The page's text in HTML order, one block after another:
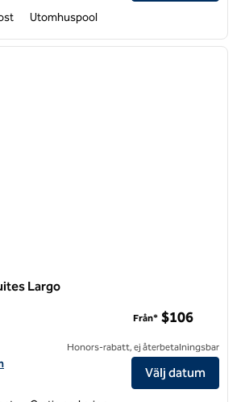
Utomhuspool
nästa
Largo
Hampton Inn & Suites Largo
Från* $106
Honors-rabatt, ej återbetalningsbar
Välj datum